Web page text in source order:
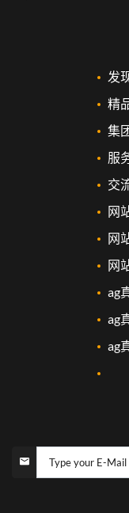
发
精
集
服
交
网
网
网
ag
ag
ag
Type your E-Mail